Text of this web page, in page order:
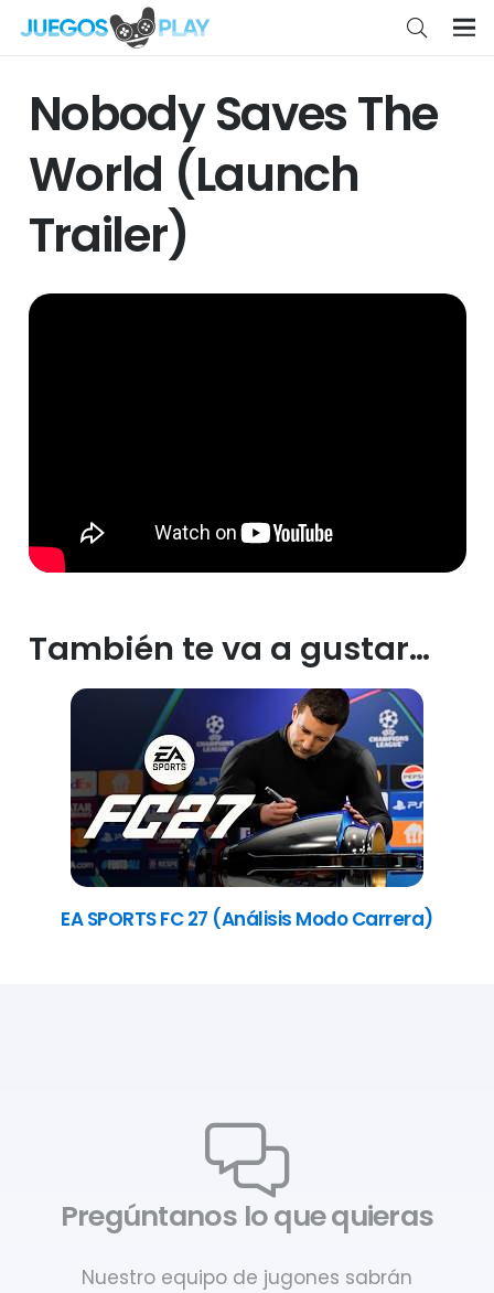
Nobody Saves The
World (Launch
Trailer)
También te va a gustar…
EA SPORTS FC 27 (Análisis Modo Carrera)
Pregúntanos lo que quieras
Nuestro equipo de jugones sabrán